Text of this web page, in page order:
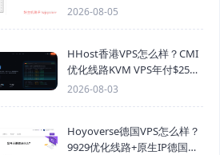
Mysql数据库为SQL格式备份
2026-08-05
HHost香港VPS怎么样？CMI
优化线路KVM VPS年付$25
起，4GB内存优惠套餐
2026-08-03
Hoyoverse德国VPS怎么样？
9929优化线路+原生IP德国